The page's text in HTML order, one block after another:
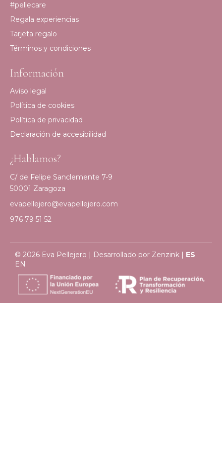
#pellecare
Regala experiencias
Tarjeta regalo
Términos y condiciones
Información
Aviso legal
Política de cookies
Política de privacidad
Declaración de accesibilidad
¿Hablamos?
C/ de Felipe Sanclemente 7-9
50001 Zaragoza
evapellejero@evapellejero.com
976 79 51 52
© 2026 Eva Pellejero | Desarrollado por Zenzink | ES
EN